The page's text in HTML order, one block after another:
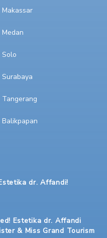
Makassar
Medan
Solo
Surabaya
Tangerang
Balikpapan
dr. Affandi!
Estetika dr. Affandi
& Miss Grand Tourism